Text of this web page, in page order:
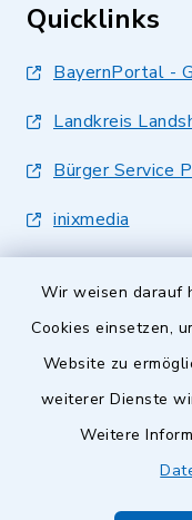
Wir weisen darauf
Cookies einsetzen,
Website zu
weiterer Dienste
Weitere
Quicklinks
BayernPortal -
Landkreis
Bürger Service
inixmedia